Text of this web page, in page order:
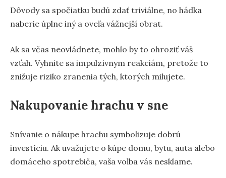
Dôvody sa spočiatku budú zdať triviálne, no hádka
naberie úplne iný a oveľa vážnejší obrat.
Ak sa včas neovládnete, mohlo by to ohroziť váš
vzťah. Vyhnite sa impulzívnym reakciám, pretože to
znižuje riziko zranenia tých, ktorých milujete.
Nakupovanie hrachu v sne
Snívanie o nákupe hrachu symbolizuje dobrú
investíciu. Ak uvažujete o kúpe domu, bytu, auta alebo
domáceho spotrebiča, vaša voľba vás nesklame.